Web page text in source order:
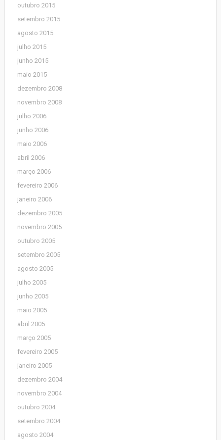
outubro 2015
setembro 2015
agosto 2015
julho 2015
junho 2015
maio 2015
dezembro 2008
novembro 2008
julho 2006
junho 2006
maio 2006
abril 2006
março 2006
fevereiro 2006
janeiro 2006
dezembro 2005
novembro 2005
outubro 2005
setembro 2005
agosto 2005
julho 2005
junho 2005
maio 2005
abril 2005
março 2005
fevereiro 2005
janeiro 2005
dezembro 2004
novembro 2004
outubro 2004
setembro 2004
agosto 2004